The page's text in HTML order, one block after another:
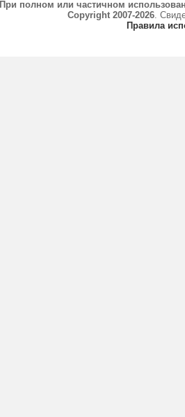
При полном или частичном
Copyright 2007-2026.
Правила